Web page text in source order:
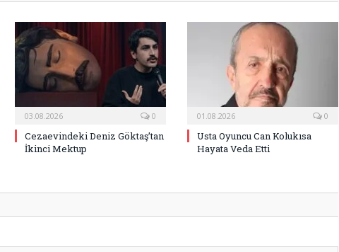
03.08.2026 0
Cezaevindeki Deniz Göktaş’tan
İkinci Mektup
01.08.2026 0
Usta Oyuncu Can Kolukısa
Hayata Veda Etti